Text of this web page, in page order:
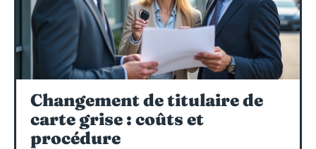
Changement de titulaire de
carte grise : coûts et
procédure